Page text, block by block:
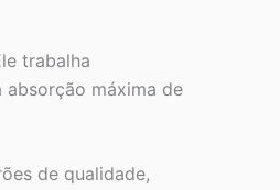
trabalha
máxima de
de qualidade,